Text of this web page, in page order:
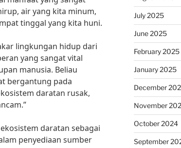
air yang kita minum,
tinggal yang kita huni.
lingkungan hidup dari
yang sangat vital
manusia. Beliau
bergantung pada
daratan rusak,
daratan sebagai
penyediaan sumber
July 2025
June 2025
February 2025
January 2025
December
November
October 2024
September